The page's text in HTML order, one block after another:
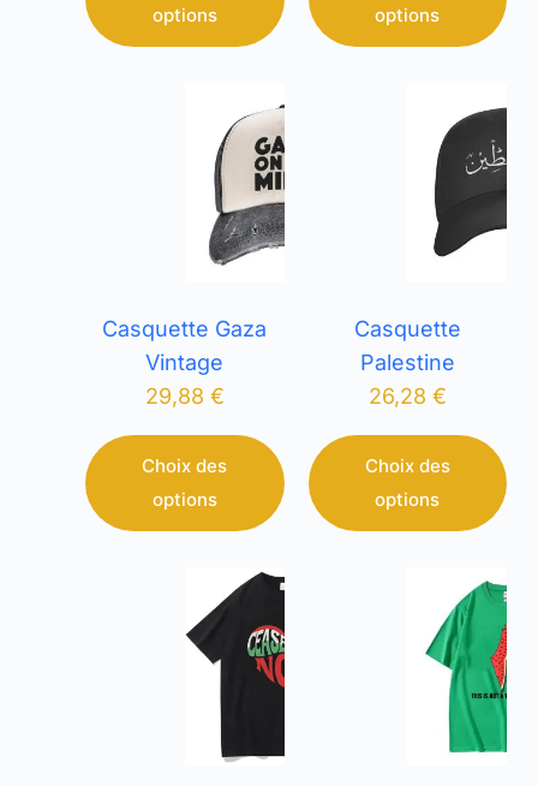
options
options
Casquette Gaza
Vintage
29,88 €
Choix des
options
Casquette
Palestine
26,28 €
Choix des
options